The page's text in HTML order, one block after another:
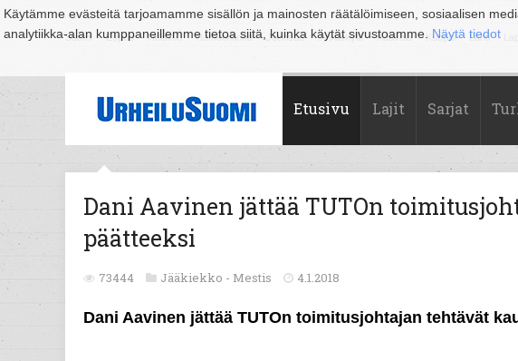
Käytämme evästeitä tarjoamamme sisällön ja mainosten räätälöimiseen, sosiaalisen
analytiikka-alan kumppaneillemme tietoa siitä, kuinka käytät sivustoamme. Näytä tiedot
Suomi Espoo Helsinki Hämeenlinna Joensuu Jyväskylä Kouvola Kuopio Lahti
Etusivu Lajit Sarjat
Dani Aavinen jättää TUTOn
päätteeksi
73444 Jääkiekko - Mestis 4.1.2018
Dani Aavinen jättää TUTOn toimitusjohtajan tehtävät